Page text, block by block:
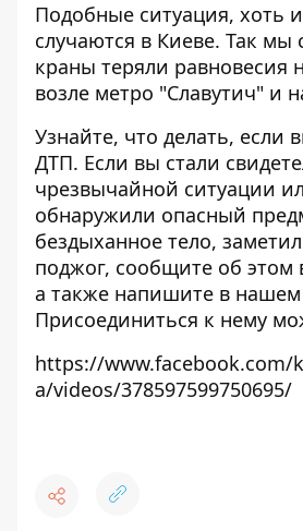
Подобные ситуация, хоть
случаются в Киеве. Так мы
краны теряли равновесия
возле метро "Славутич" и
Узнайте, что делать, если
ДТП. Если вы стали
чрезвычайной ситуации
обнаружили опасный
бездыханное тело,
поджог, сообщите об этом
а также напишите в нашем
Присоединиться к нему
https://www.facebook.com/
a/videos/378597599750695/